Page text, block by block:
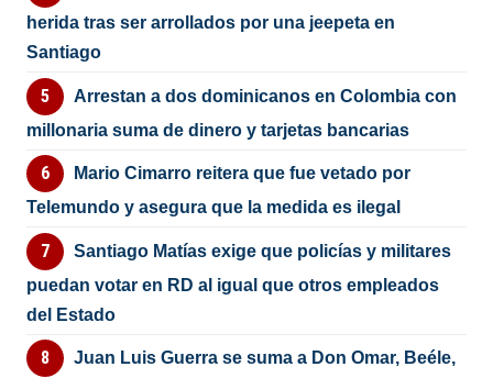
herida tras ser arrollados por una jeepeta en
Santiago
Arrestan a dos dominicanos en Colombia con
millonaria suma de dinero y tarjetas bancarias
Mario Cimarro reitera que fue vetado por
Telemundo y asegura que la medida es ilegal
Santiago Matías exige que policías y militares
puedan votar en RD al igual que otros empleados
del Estado
Juan Luis Guerra se suma a Don Omar, Beéle,